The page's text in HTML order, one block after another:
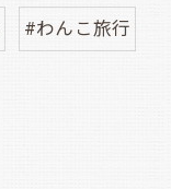
#わんこ旅行